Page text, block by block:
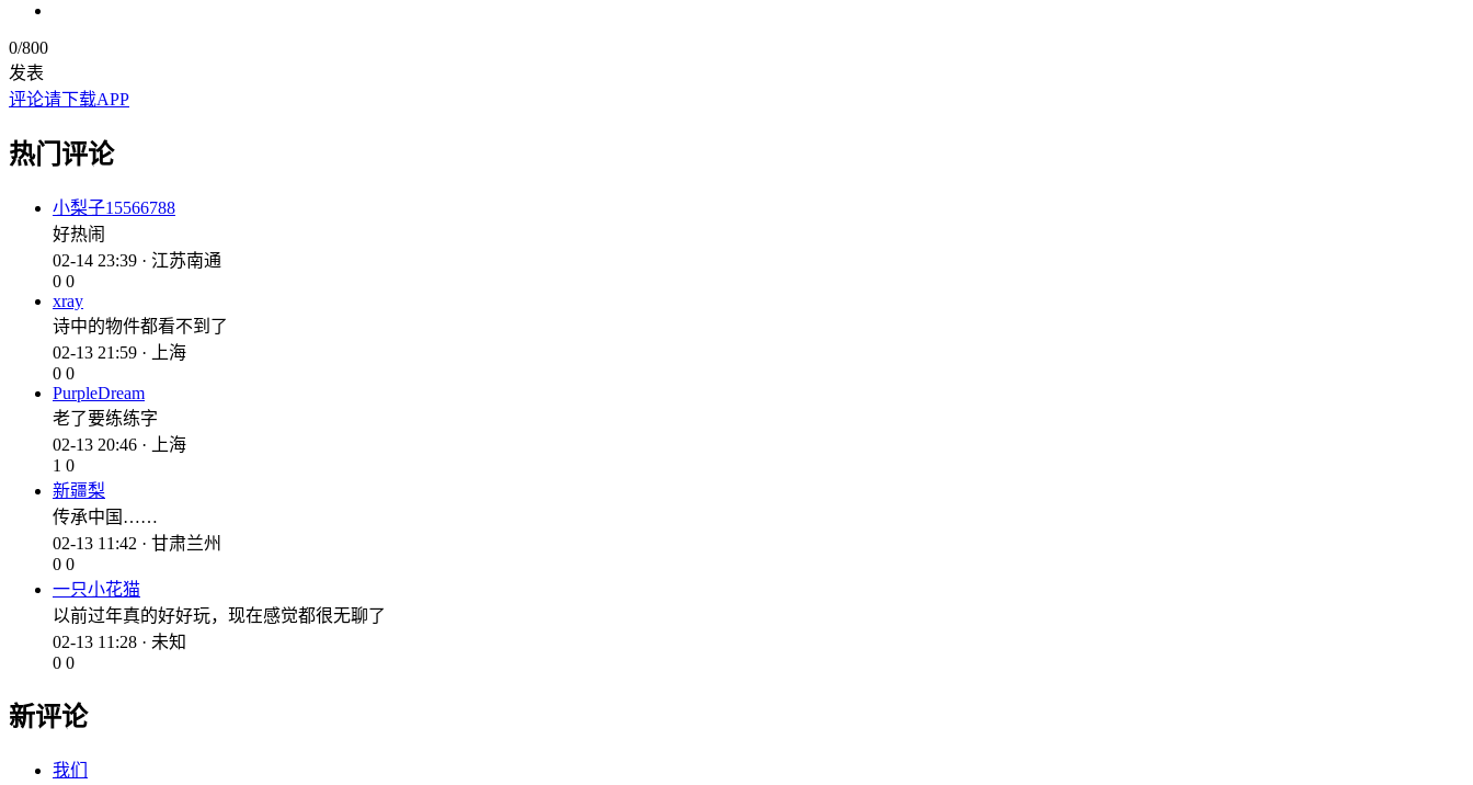
0/800
发表
评论请下载APP
热门评论
小梨子15566788
好热闹
02-14 23:39 · 江苏南通
0 0
xray
诗中的物件都看不到了
02-13 21:59 · 上海
0 0
PurpleDream
老了要练练字
02-13 20:46 · 上海
1 0
新疆梨
传承中国……
02-13 11:42 · 甘肃兰州
0 0
一只小花猫
以前过年真的好好玩，现在感觉都很无聊了
02-13 11:28 · 未知
0 0
新评论
我们